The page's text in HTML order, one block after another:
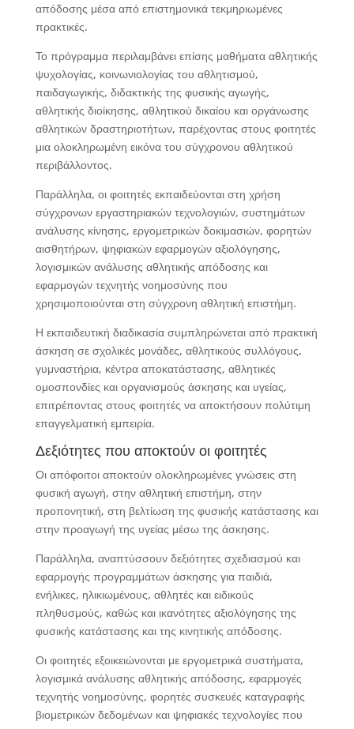
απόδοσης μέσα από επιστημονικά τεκμηριωμένες
πρακτικές.
Το πρόγραμμα περιλαμβάνει επίσης μαθήματα αθλητικής
ψυχολογίας, κοινωνιολογίας του αθλητισμού,
παιδαγωγικής, διδακτικής της φυσικής αγωγής,
αθλητικής διοίκησης, αθλητικού δικαίου και οργάνωσης
αθλητικών δραστηριοτήτων, παρέχοντας στους φοιτητές
μια ολοκληρωμένη εικόνα του σύγχρονου αθλητικού
περιβάλλοντος.
Παράλληλα, οι φοιτητές εκπαιδεύονται στη χρήση
σύγχρονων εργαστηριακών τεχνολογιών, συστημάτων
ανάλυσης κίνησης, εργομετρικών δοκιμασιών, φορητών
αισθητήρων, ψηφιακών εφαρμογών αξιολόγησης,
λογισμικών ανάλυσης αθλητικής απόδοσης και
εφαρμογών τεχνητής νοημοσύνης που
χρησιμοποιούνται στη σύγχρονη αθλητική επιστήμη.
Η εκπαιδευτική διαδικασία συμπληρώνεται από πρακτική
άσκηση σε σχολικές μονάδες, αθλητικούς συλλόγους,
γυμναστήρια, κέντρα αποκατάστασης, αθλητικές
ομοσπονδίες και οργανισμούς άσκησης και υγείας,
επιτρέποντας στους φοιτητές να αποκτήσουν πολύτιμη
επαγγελματική εμπειρία.
Δεξιότητες που αποκτούν οι φοιτητές
Οι απόφοιτοι αποκτούν ολοκληρωμένες γνώσεις στη
φυσική αγωγή, στην αθλητική επιστήμη, στην
προπονητική, στη βελτίωση της φυσικής κατάστασης και
στην προαγωγή της υγείας μέσω της άσκησης.
Παράλληλα, αναπτύσσουν δεξιότητες σχεδιασμού και
εφαρμογής προγραμμάτων άσκησης για παιδιά,
ενήλικες, ηλικιωμένους, αθλητές και ειδικούς
πληθυσμούς, καθώς και ικανότητες αξιολόγησης της
φυσικής κατάστασης και της κινητικής απόδοσης.
Οι φοιτητές εξοικειώνονται με εργομετρικά συστήματα,
λογισμικά ανάλυσης αθλητικής απόδοσης, εφαρμογές
τεχνητής νοημοσύνης, φορητές συσκευές καταγραφής
βιομετρικών δεδομένων και ψηφιακές τεχνολογίες που